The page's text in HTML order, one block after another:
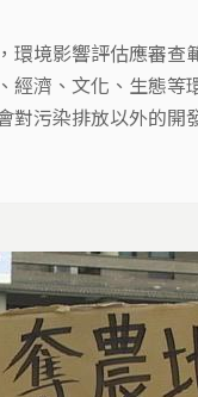
環境影響評估應審查
經濟、文化、生態等
對污染排放以外的開